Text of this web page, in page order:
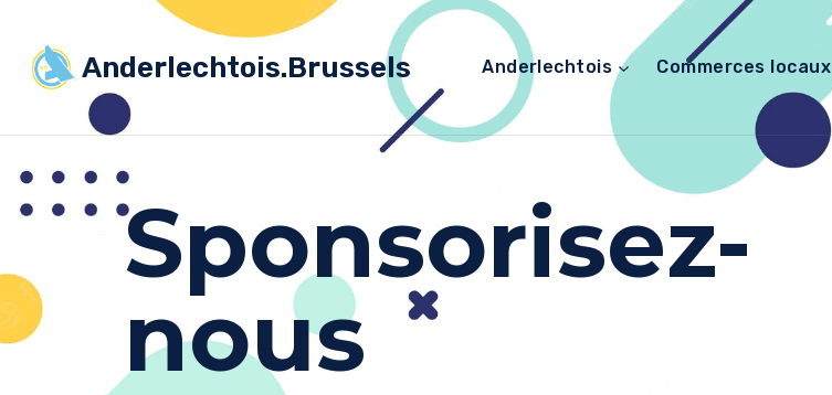
Anderlechtois.Brussels Anderlechtois Commerces locaux
Sponsorisez-
nous